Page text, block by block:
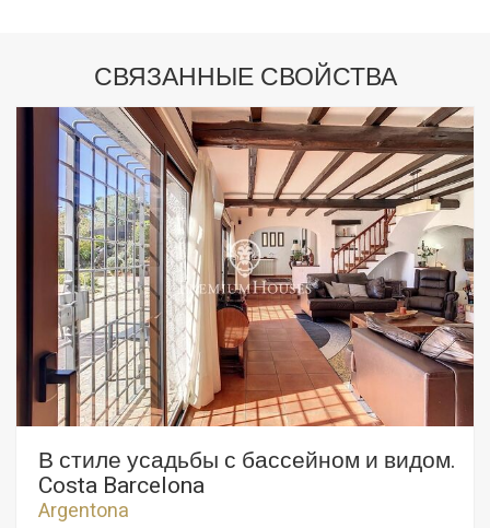
СВЯЗАННЫЕ СВОЙСТВА
В стиле усадьбы с бассейном и видом.
Costa Barcelona
Argentona